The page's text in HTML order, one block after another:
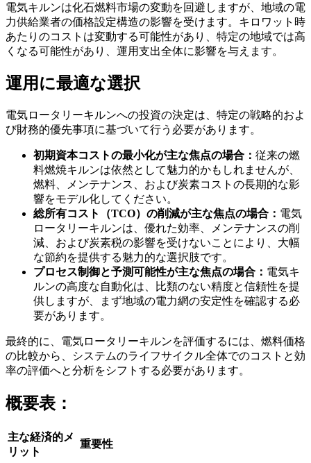
電気キルンは化石燃料市場の変動を回避しますが、地域の電
力供給業者の価格設定構造の影響を受けます。キロワット時
あたりのコストは変動する可能性があり、特定の地域では高
くなる可能性があり、運用支出全体に影響を与えます。
運用に最適な選択
電気ロータリーキルンへの投資の決定は、特定の戦略的およ
び財務的優先事項に基づいて行う必要があります。
初期資本コストの最小化が主な焦点の場合： 従来の燃
料燃焼キルンは依然として魅力的かもしれませんが、
燃料、メンテナンス、および炭素コストの長期的な影
響をモデル化してください。
総所有コスト（TCO）の削減が主な焦点の場合： 電気
ロータリーキルンは、優れた効率、メンテナンスの削
減、および炭素税の影響を受けないことにより、大幅
な節約を提供する魅力的な選択肢です。
プロセス制御と予測可能性が主な焦点の場合： 電気キ
ルンの高度な自動化は、比類のない精度と信頼性を提
供しますが、まず地域の電力網の安定性を確認する必
要があります。
最終的に、電気ロータリーキルンを評価するには、燃料価格
の比較から、システムのライフサイクル全体でのコストと効
率の評価へと分析をシフトする必要があります。
概要表：
主な経済的メ
リット
重要性